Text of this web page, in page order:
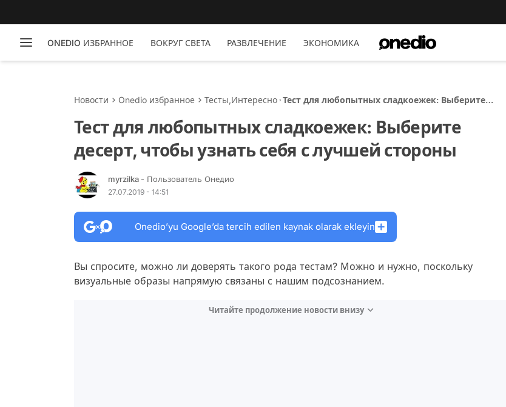
ONEDIO ИЗБРАННОЕ ВОКРУГ СВЕТА РАЗВЛЕЧЕНИЕ ЭКОНОМИКА
Новости Onedio избранное Тесты,Интересно Тест для любопытных сладкоежек: Выберите
Тест для любопытных сладкоежек: Выберите
десерт, чтобы узнать себя с лучшей стороны
myrzilka - Пользователь Онедио
27.07.2019 - 14:51
Onedio’yu Google’da tercih edilen kaynak olarak ekleyin
Вы спросите, можно ли доверять такого рода тестам? Можно и нужно, поскольку
визуальные образы напрямую связаны с нашим подсознанием.
Читайте продолжение новости внизу